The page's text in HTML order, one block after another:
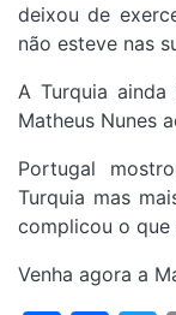
deixou de
não esteve nas
A Turquia ainda
Matheus Nunes
Portugal
Turquia mas
complicou o que
Venha agora a